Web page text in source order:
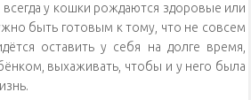
у кошки рождаются здоровые или
быть готовым к тому, что не совсем
оставить у себя на долге время,
выхаживать, чтобы и у него была